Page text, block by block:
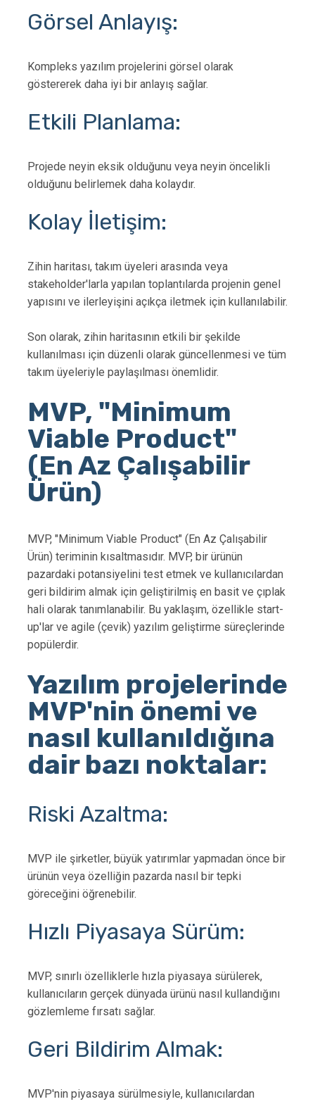
Görsel Anlayış:
Kompleks yazılım projelerini görsel olarak
göstererek daha iyi bir anlayış sağlar.
Etkili Planlama:
Projede neyin eksik olduğunu veya neyin öncelikli
olduğunu belirlemek daha kolaydır.
Kolay İletişim:
Zihin haritası, takım üyeleri arasında veya
stakeholder'larla yapılan toplantılarda projenin genel
yapısını ve ilerleyişini açıkça iletmek için kullanılabilir.
Son olarak, zihin haritasının etkili bir şekilde
kullanılması için düzenli olarak güncellenmesi ve tüm
takım üyeleriyle paylaşılması önemlidir.
MVP, "Minimum
Viable Product"
(En Az Çalışabilir
Ürün)
MVP, "Minimum Viable Product" (En Az Çalışabilir
Ürün) teriminin kısaltmasıdır. MVP, bir ürünün
pazardaki potansiyelini test etmek ve kullanıcılardan
geri bildirim almak için geliştirilmiş en basit ve çıplak
hali olarak tanımlanabilir. Bu yaklaşım, özellikle start-
up'lar ve agile (çevik) yazılım geliştirme süreçlerinde
popülerdir.
Yazılım projelerinde
MVP'nin önemi ve
nasıl kullanıldığına
dair bazı noktalar:
Riski Azaltma:
MVP ile şirketler, büyük yatırımlar yapmadan önce bir
ürünün veya özelliğin pazarda nasıl bir tepki
göreceğini öğrenebilir.
Hızlı Piyasaya Sürüm:
MVP, sınırlı özelliklerle hızla piyasaya sürülerek,
kullanıcıların gerçek dünyada ürünü nasıl kullandığını
gözlemleme fırsatı sağlar.
Geri Bildirim Almak:
MVP'nin piyasaya sürülmesiyle, kullanıcılardan